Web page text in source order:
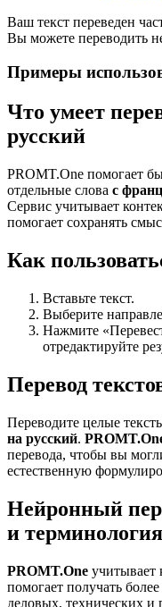
Ваш текст переведен
Вы можете переводить
Примеры
Что умеет
русский
PROMT.One помогает
отдельные слова с
Сервис учитывает
помогает сохранять
Как
Вставьте текст.
Выберите
Нажмите
отредактируйте
Перевод
Переводите целые
на русский.
перевода, чтобы вы
естественную
Нейронный
и терминология
PROMT.One учитывает
помогает получать
деловых, технических и